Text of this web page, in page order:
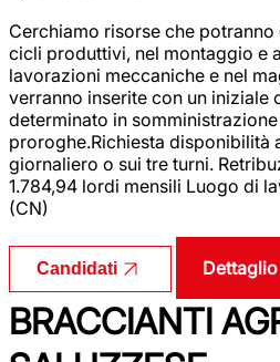
Cerchiamo risorse che
cicli produttivi, nel montaggio e
lavorazioni meccaniche e nel
verranno inserite con un iniziale
determinato in
proroghe.Richiesta disponibilità
giornaliero o sui tre turni.
1.784,94 lordi mensili Luogo di
(CN)
Candidati
BRACCIANTI